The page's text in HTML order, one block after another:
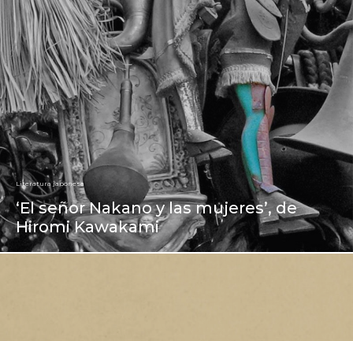
Literatura japonesa
‘El señor Nakano y las mujeres’, de
Hiromi Kawakami